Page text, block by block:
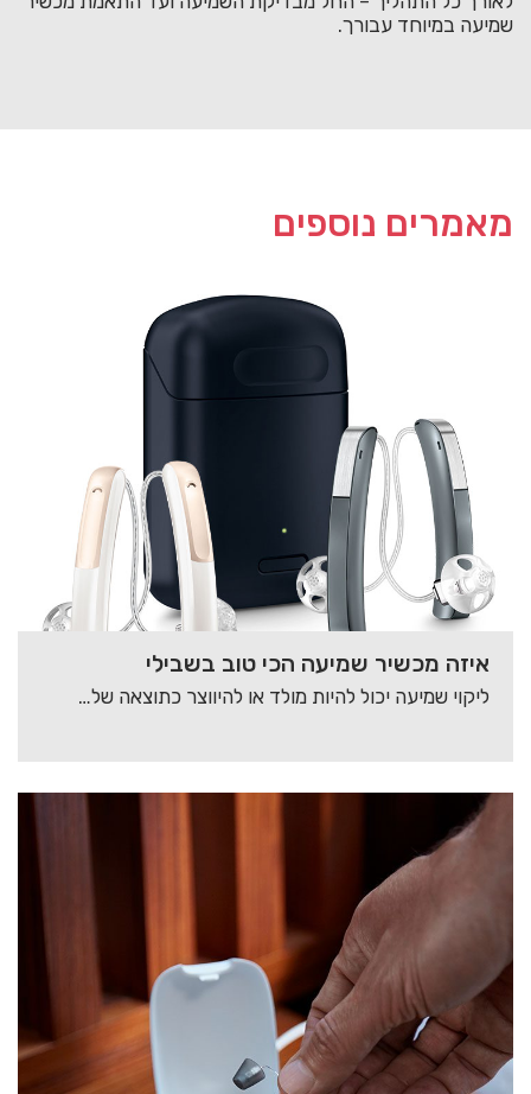
שמיעה במיוחד עבורך.
מאמרים נוספים
איזה מכשיר שמיעה הכי טוב בשבילי
ליקוי שמיעה יכול להיות מולד או להיווצר כתוצאה של גורמים סביבתיים שונים. עבודה בסביבה רועשת…